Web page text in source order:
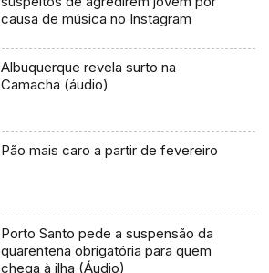
causa de música no Instagram
Albuquerque revela surto na
Camacha (áudio)
Pão mais caro a partir de fevereiro
Porto Santo pede a suspensão da
quarentena obrigatória para quem
chega à ilha (Áudio)